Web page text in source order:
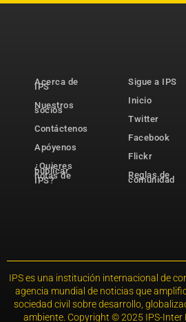
Acerca de
IPS
Nuestros
socios
Contáctenos
Apóyenos
¿Quieres
publicar
notas de
IPS?
Sigue a IPS
Inicio
Twitter
Facebook
Flickr
Reglas de
comunidad
IPS es una institución internacional de
agencia mundial de noticias que
sociedad civil sobre desarrollo,
ambiente. Copyright © 2025 IPS-Inter